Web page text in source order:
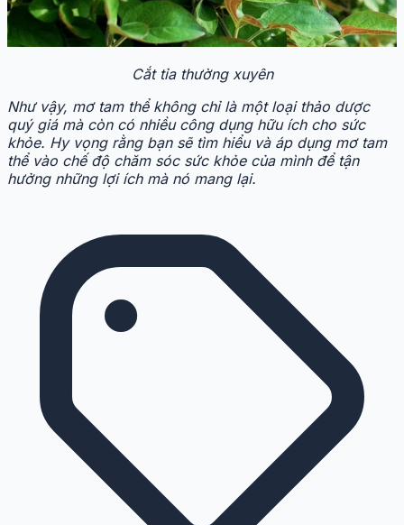
Cắt tỉa thường xuyên
Như vậy, mơ tam thể không chỉ là một loại thảo dược
quý giá mà còn có nhiều công dụng hữu ích cho sức
khỏe. Hy vọng rằng bạn sẽ tìm hiểu và áp dụng mơ tam
thể vào chế độ chăm sóc sức khỏe của mình để tận
hưởng những lợi ích mà nó mang lại.